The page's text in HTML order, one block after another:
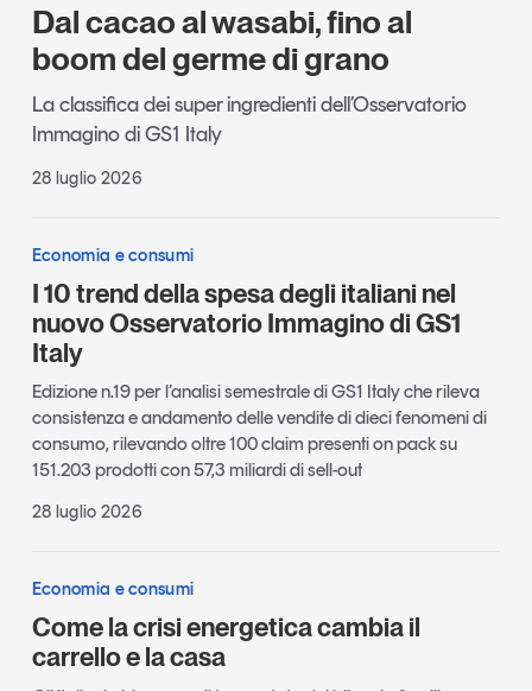
Dal cacao al wasabi, fino al
boom del germe di grano
La classifica dei super ingredienti dell’Osservatorio
Immagino di GS1 Italy
28 luglio 2026
Economia e consumi
I 10 trend della spesa degli italiani nel
nuovo Osservatorio Immagino di GS1
Italy
Edizione n.19 per l’analisi semestrale di GS1 Italy che rileva
consistenza e andamento delle vendite di dieci fenomeni di
consumo, rilevando oltre 100 claim presenti on pack su
151.203 prodotti con 57,3 miliardi di sell-out
28 luglio 2026
Economia e consumi
Come la crisi energetica cambia il
carrello e la casa